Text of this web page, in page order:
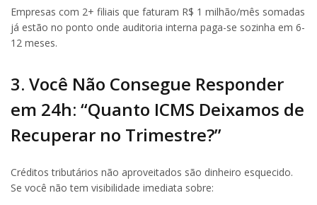
Empresas com 2+ filiais que faturam R$ 1 milhão/mês somadas
já estão no ponto onde auditoria interna paga-se sozinha em 6-
12 meses.
3. Você Não Consegue Responder
em 24h: “Quanto ICMS Deixamos de
Recuperar no Trimestre?”
Créditos tributários não aproveitados são dinheiro esquecido.
Se você não tem visibilidade imediata sobre: